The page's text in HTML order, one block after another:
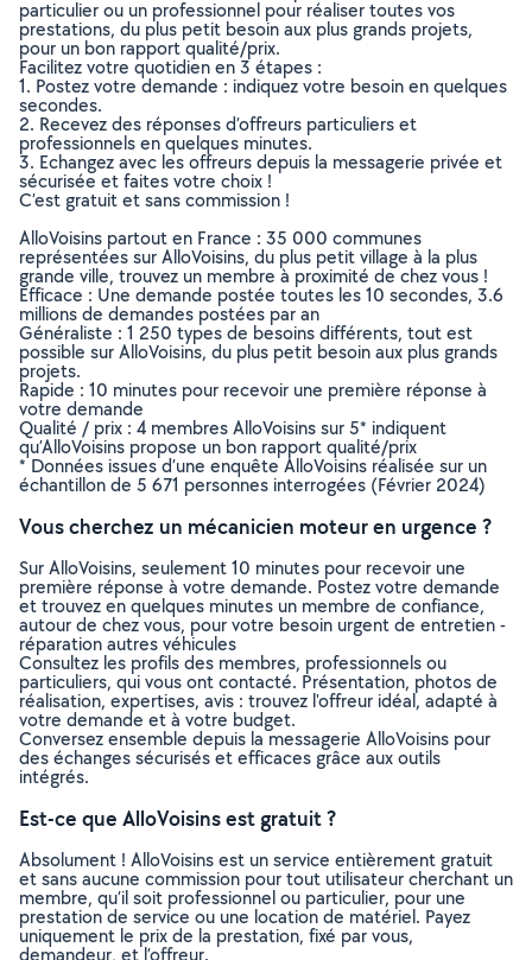
particulier ou un professionnel pour réaliser toutes vos
prestations, du plus petit besoin aux plus grands projets,
pour un bon rapport qualité/prix.
Facilitez votre quotidien en 3 étapes :
1. Postez votre demande : indiquez votre besoin en quelques
secondes.
2. Recevez des réponses d’offreurs particuliers et
professionnels en quelques minutes.
3. Echangez avec les offreurs depuis la messagerie privée et
sécurisée et faites votre choix !
C’est gratuit et sans commission !
AlloVoisins partout en France : 35 000 communes
représentées sur AlloVoisins, du plus petit village à la plus
grande ville, trouvez un membre à proximité de chez vous !
Efficace : Une demande postée toutes les 10 secondes, 3.6
millions de demandes postées par an
Généraliste : 1 250 types de besoins différents, tout est
possible sur AlloVoisins, du plus petit besoin aux plus grands
projets.
Rapide : 10 minutes pour recevoir une première réponse à
votre demande
Qualité / prix : 4 membres AlloVoisins sur 5* indiquent
qu’AlloVoisins propose un bon rapport qualité/prix
* Données issues d’une enquête AlloVoisins réalisée sur un
échantillon de 5 671 personnes interrogées (Février 2024)
Vous cherchez un mécanicien moteur en urgence ?
Sur AlloVoisins, seulement 10 minutes pour recevoir une
première réponse à votre demande. Postez votre demande
et trouvez en quelques minutes un membre de confiance,
autour de chez vous, pour votre besoin urgent de entretien -
réparation autres véhicules
Consultez les profils des membres, professionnels ou
particuliers, qui vous ont contacté. Présentation, photos de
réalisation, expertises, avis : trouvez l'offreur idéal, adapté à
votre demande et à votre budget.
Conversez ensemble depuis la messagerie AlloVoisins pour
des échanges sécurisés et efficaces grâce aux outils
intégrés.
Est-ce que AlloVoisins est gratuit ?
Absolument ! AlloVoisins est un service entièrement gratuit
et sans aucune commission pour tout utilisateur cherchant un
membre, qu’il soit professionnel ou particulier, pour une
prestation de service ou une location de matériel. Payez
uniquement le prix de la prestation, fixé par vous,
demandeur, et l’offreur.